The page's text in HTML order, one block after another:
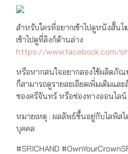
สำหรับใครที่อยากเข้าไปดูหนังสั้น
เข้าไปดูที่ลิงก์ด้านล่าง
https://www.facebook.com/
หรือหากสนใจอยากลองใช้ผลิตภั
ก็สามารถดูรายละเอียดเพิ่มเติมและ
ของศรีจันทร์ หรือช่องทางออนไล
หมายเหตุ : ผลลัพธ์ขึ้นอยู่กับไลฟ์ส
บุคคล
#SRICHAND